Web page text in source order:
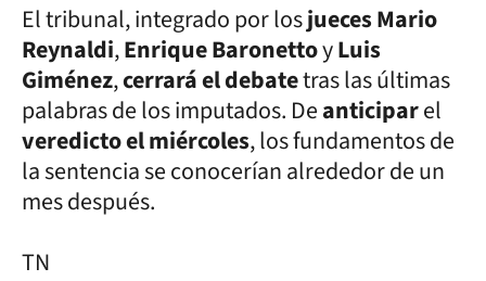
El tribunal, integrado por losjueces Mario
Reynaldi,Enrique BaronettoyLuis
Giménez,cerrará el debatetras las últimas
palabras de los imputados. Deanticiparel
veredicto el miércoles, los fundamentos de
la sentencia se conocerían alrededor de un
mes después.
TN